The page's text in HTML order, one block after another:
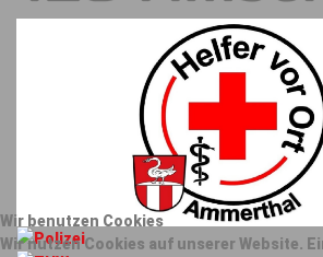
Wir benutzen Cookies
Wir nutzen Cookies auf unserer Website.